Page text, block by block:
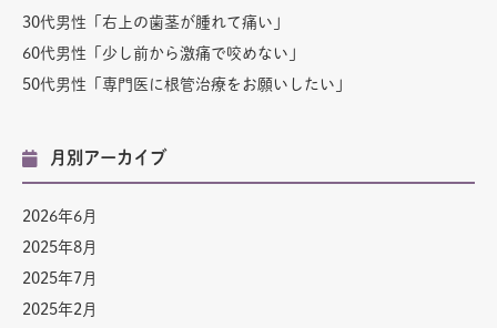
30代男性「右上の歯茎が腫れて痛い」
60代男性「少し前から激痛で咬めない」
50代男性「専門医に根管治療をお願いしたい」
月別アーカイブ
2026年6月
2025年8月
2025年7月
2025年2月